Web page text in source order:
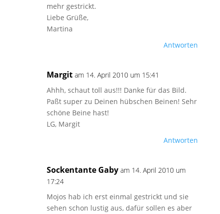
mehr gestrickt.
Liebe Grüße,
Martina
Antworten
Margit am 14. April 2010 um 15:41
Ahhh, schaut toll aus!!! Danke für das Bild.
Paßt super zu Deinen hübschen Beinen! Sehr
schöne Beine hast!
LG, Margit
Antworten
Sockentante Gaby am 14. April 2010 um
17:24
Mojos hab ich erst einmal gestrickt und sie
sehen schon lustig aus, dafür sollen es aber